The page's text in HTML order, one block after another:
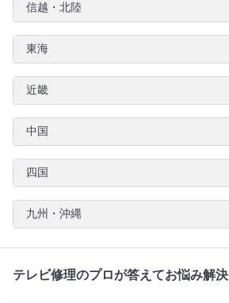
信越・北陸
東海
近畿
中国
四国
九州・沖縄
テレビ修理のプロが答えてお悩み解決